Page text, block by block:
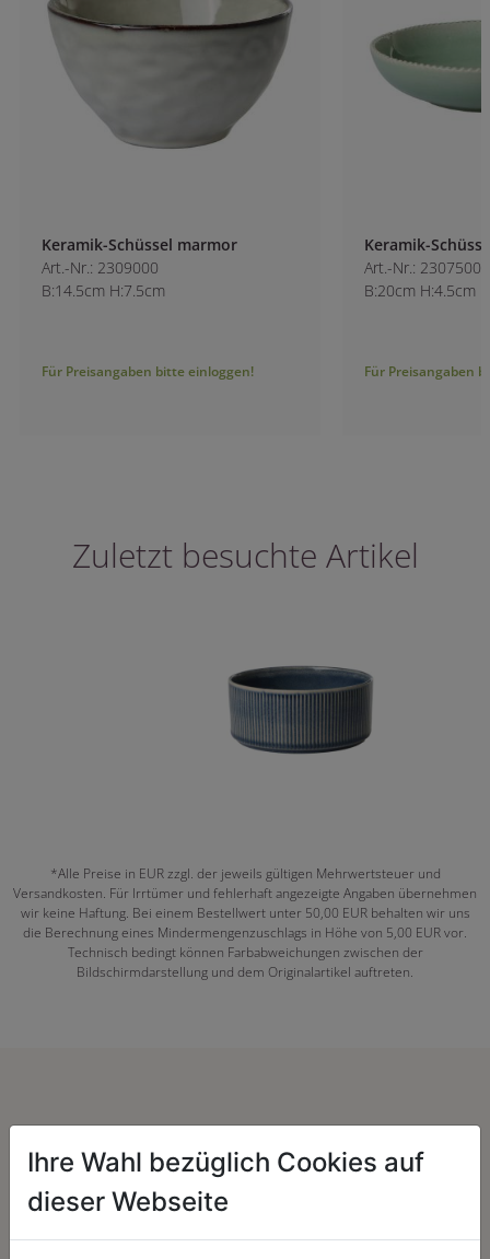
Keramik-Schüssel marmor
Art.-Nr.: 2309000
B:14.5cm H:7.5cm
Für Preisangaben bitte einloggen!
Keramik-
Art.-Nr.: 2307500
B:20cm H:4.5cm
Für Preisangaben
Zuletzt besuchte Artikel
*Alle Preise in EUR zzgl. der jeweils gültigen Mehrwertsteuer und
Versandkosten. Für Irrtümer und fehlerhaft angezeigte Angaben übernehmen
wir keine Haftung. Bei einem Bestellwert unter 50,00 EUR behalten wir uns
die Berechnung eines Mindermengenzuschlags in Höhe von 5,00 EUR vor.
Technisch bedingt können Farbabweichungen zwischen der
Bildschirmdarstellung und dem Originalartikel auftreten.
Herzenssache:
Ihre Wahl bezüglich Cookies auf
dieser Webseite